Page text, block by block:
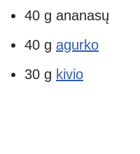
40 g ananasų
40 g agurko
30 g kivio